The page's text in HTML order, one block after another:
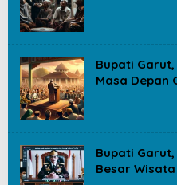
Bupati
Masa Depan
Bupati
Besar